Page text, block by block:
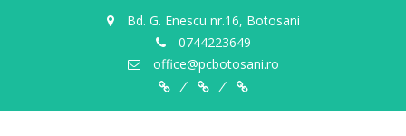
Bd. G. Enescu nr.16, Botosani
0744223649
office@pcbotosani.ro
Despre
Noi
ServiciiContact